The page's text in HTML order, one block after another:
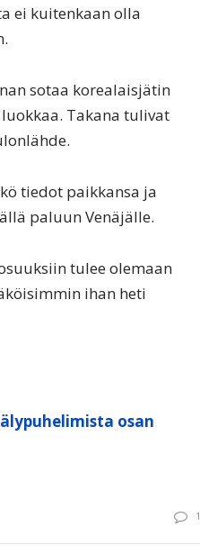
ei kuitenkaan olla
sotaa korealaisjätin
Takana tulivat
tiedot paikkansa ja
paluun Venäjälle.
tulee olemaan
ihan heti
osan
1